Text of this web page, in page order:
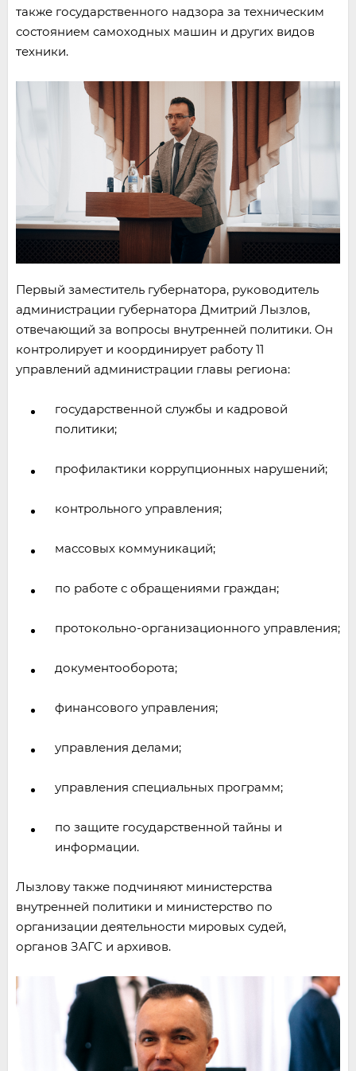
также государственного надзора за техническим
состоянием самоходных машин и других видов
техники.
Первый заместитель губернатора, руководитель
администрации губернатора Дмитрий Лызлов,
отвечающий за вопросы внутренней политики. Он
контролирует и координирует работу 11
управлений администрации главы региона:
государственной службы и кадровой
политики;
профилактики коррупционных нарушений;
контрольного управления;
массовых коммуникаций;
по работе с обращениями граждан;
протокольно-организационного управления;
документооборота;
финансового управления;
управления делами;
управления специальных программ;
по защите государственной тайны и
информации.
Лызлову также подчиняют министерства
внутренней политики и министерство по
организации деятельности мировых судей,
органов ЗАГС и архивов.